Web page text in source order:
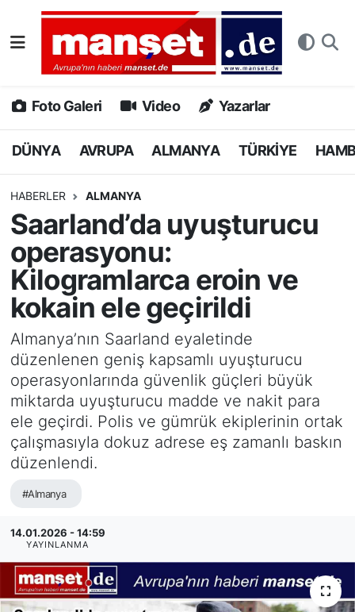
Foto Galeri Video Yazarlar
DÜNYA AVRUPA ALMANYA TÜRKİYE
HABERLER ALMANYA
Saarland’da uyuşturucu
operasyonu:
Kilogramlarca eroin ve
kokain ele geçirildi
Almanya’nın Saarland eyaletinde
düzenlenen geniş kapsamlı uyuşturucu
operasyonlarında güvenlik güçleri büyük
miktarda uyuşturucu madde ve nakit para
ele geçirdi. Polis ve gümrük ekiplerinin ortak
çalışmasıyla dokuz adrese eş zamanlı baskın
düzenlendi.
#Almanya
14.01.2026 - 14:59
YAYINLANMA
DÜNYA
AVRUPA
ALMANYA
HAMBURG
SPOR
DEUTSCH
EKONOMİ
SİYASET
SAĞLIK
Nöbetçi Eczaneler
Hava Durumu
Namaz Vakitleri
Puan Durumu ve Fikstür
Tüm Manşetler
Son Dakika Haberleri
Haber Arşivi